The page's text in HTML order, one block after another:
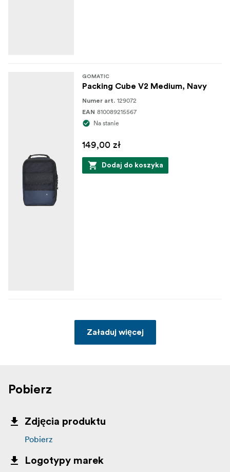
GOMATIC
Packing Cube V2 Medium, Navy
Numer art. 129072
EAN 810089215567
Na stanie
149,00 zł
Dodaj do koszyka
Załaduj więcej
Pobierz
Zdjęcia produktu
Pobierz
Logotypy marek